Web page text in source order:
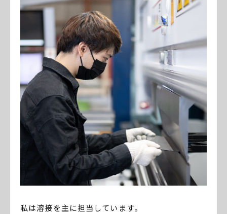
私は溶接を主に担当しています。